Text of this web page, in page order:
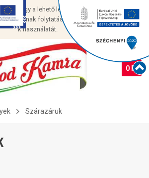
hogy a lehető legjobb élményt nyújtsuk
folytatásával Ön elfogadja a cookie-
k használatát.
0 Ft
Szárazáruk